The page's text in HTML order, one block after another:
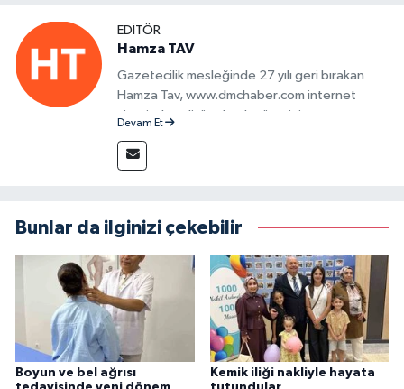
EDITÖR
Hamza TAV
Gazetecilik mesleğinde 27 yılı geri bırakan
Hamza Tav, www.dmchaber.com internet
sitesinde editör olarak görevini
Devam Et
Bunlar da ilginizi çekebilir
Boyun ve bel ağrısı
Kemik iliği nakliyle hayata